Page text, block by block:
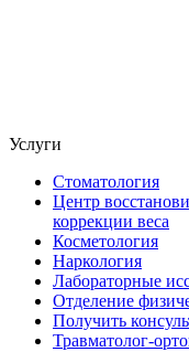
Услуги
Стоматология
Центр
коррекции веса
Косметология
Наркология
Лабораторные
Отделение
Получить
Травматолог-